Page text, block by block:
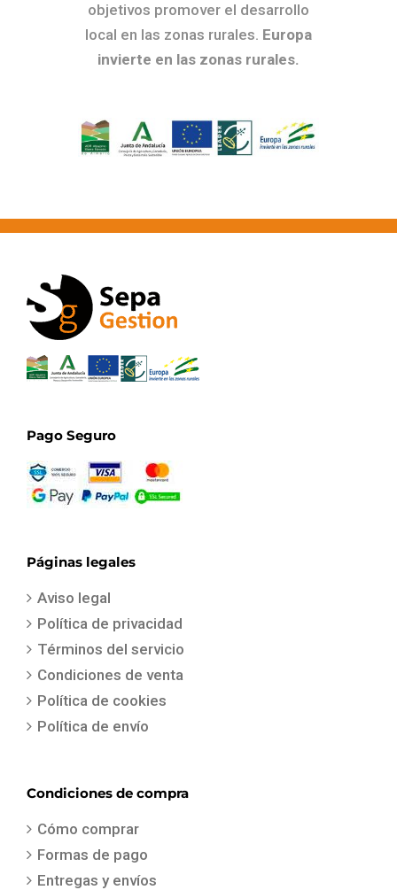
objetivos promover el desarrollo
local en las zonas rurales. Europa
invierte en las zonas rurales.
Pago Seguro
Páginas legales
Aviso legal
Política de privacidad
Términos del servicio
Condiciones de venta
Política de cookies
Política de envío
Condiciones de compra
Cómo comprar
Formas de pago
Entregas y envíos